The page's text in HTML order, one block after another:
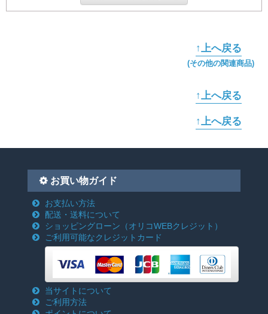
↑上へ戻る
(その他の関連商品)
↑上へ戻る
↑上へ戻る
お買い物ガイド
お支払い方法
配送・送料について
ショッピングローン （オリコWEBクレジット）
ご利用可能なクレジットカード
当サイトについて
ご利用方法